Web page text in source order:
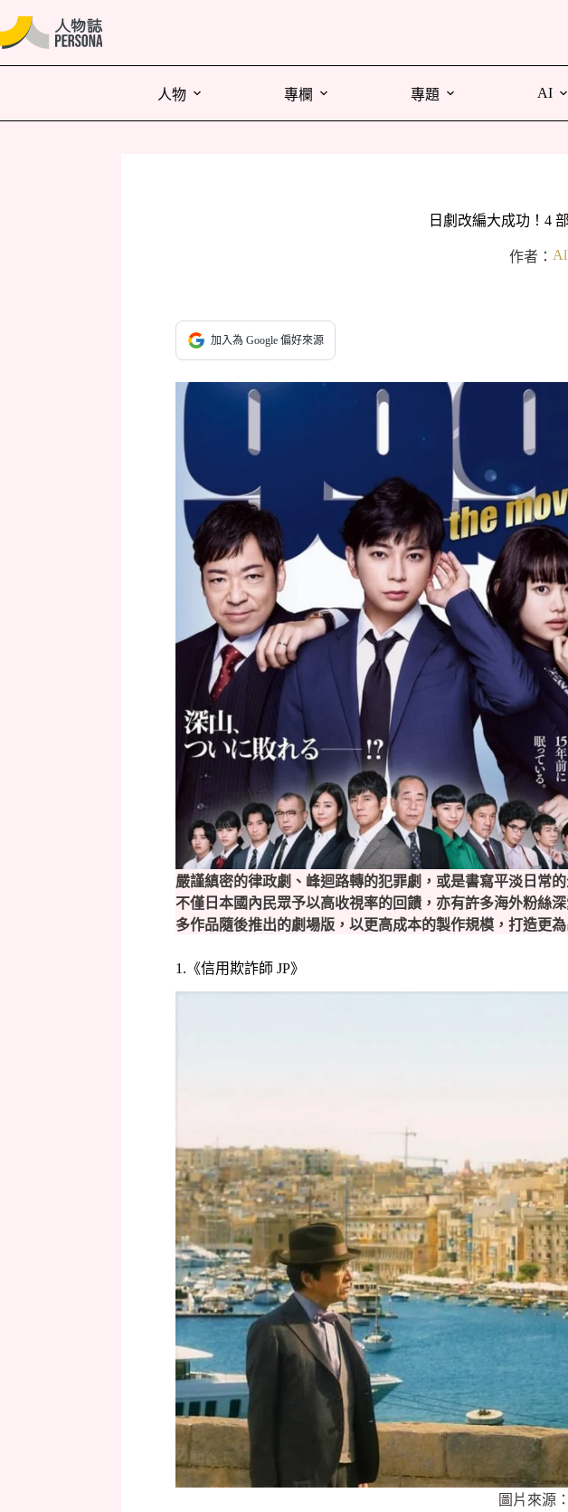
人物 專欄 專題 AI
日劇改編大成功！4
作者：
加入為 Google 偏好來源
嚴謹縝密的律政劇、峰迴路轉的犯罪劇，或是書寫平淡日常
不僅日本國內民眾予以高收視率的回饋，亦有許多海外粉絲
多作品隨後推出的劇場版，以更高成本的製作規模，打造更
1.《信用欺詐師 JP》
圖片來源